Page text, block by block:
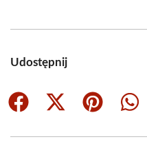
Udostępnij
Share
Share
(Twitter)
Share